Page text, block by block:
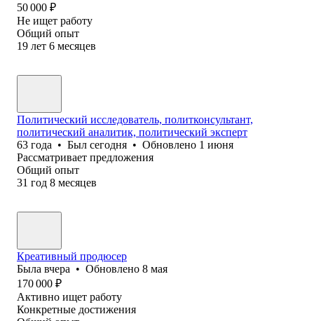
50 000 ₽
Не ищет работу
Общий опыт
19 лет 6 месяцев
Политический исследователь, политконсультант,
политический аналитик, политический эксперт
63 года • Был сегодня • Обновлено 1 июня
Рассматривает предложения
Общий опыт
31 год 8 месяцев
Креативный продюсер
Была вчера • Обновлено 8 мая
170 000 ₽
Активно ищет работу
Конкретные достижения